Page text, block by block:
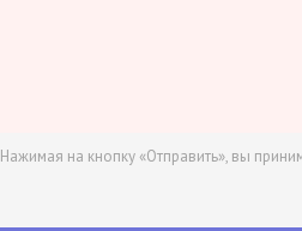
Нажимая на кнопку «Отправить», вы